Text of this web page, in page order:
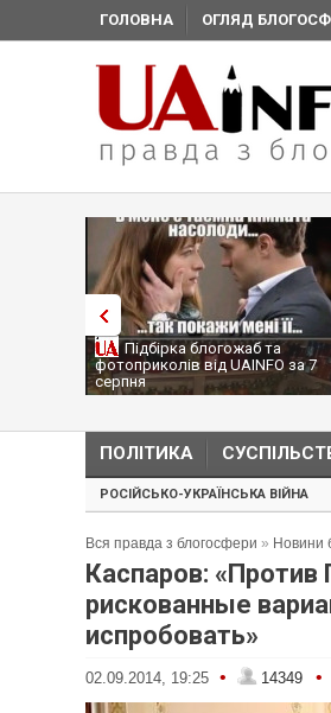
ГОЛОВНА ОГЛЯД
Підбірка блогожаб та
фотоприколів від UAINFO за 7
серпня
ПОЛІТИКА
РОСІЙСЬКО-УКРАЇНСЬКА ВІЙНА
Вся правда з блогосфери » Новини
Каспаров: «Против
рискованные
испробовать»
02.09.2014, 19:25 • 14349 •